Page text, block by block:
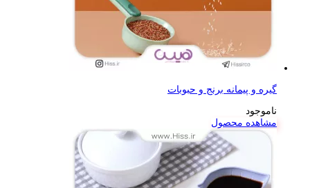
گیره و پیمانه برنج و حبوبات
ناموجود
مشاهده محصول